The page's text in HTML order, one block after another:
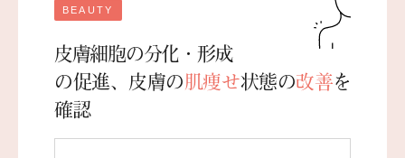
BEAUTY
皮膚細胞の分化・形成
の促進、皮膚の肌痩せ状態の改善を
確認